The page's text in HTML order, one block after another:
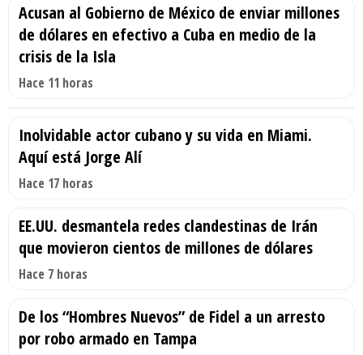
Acusan al Gobierno de México de enviar millones
de dólares en efectivo a Cuba en medio de la
crisis de la Isla
Hace 11 horas
Inolvidable actor cubano y su vida en Miami.
Aquí está Jorge Alí
Hace 17 horas
EE.UU. desmantela redes clandestinas de Irán
que movieron cientos de millones de dólares
Hace 7 horas
De los “Hombres Nuevos” de Fidel a un arresto
por robo armado en Tampa